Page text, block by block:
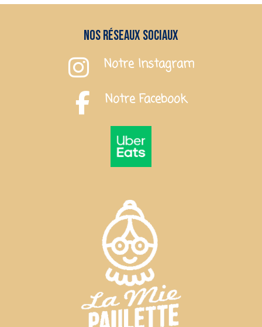
Nos réseaux sociaux
Notre Instagram
Notre Facebook